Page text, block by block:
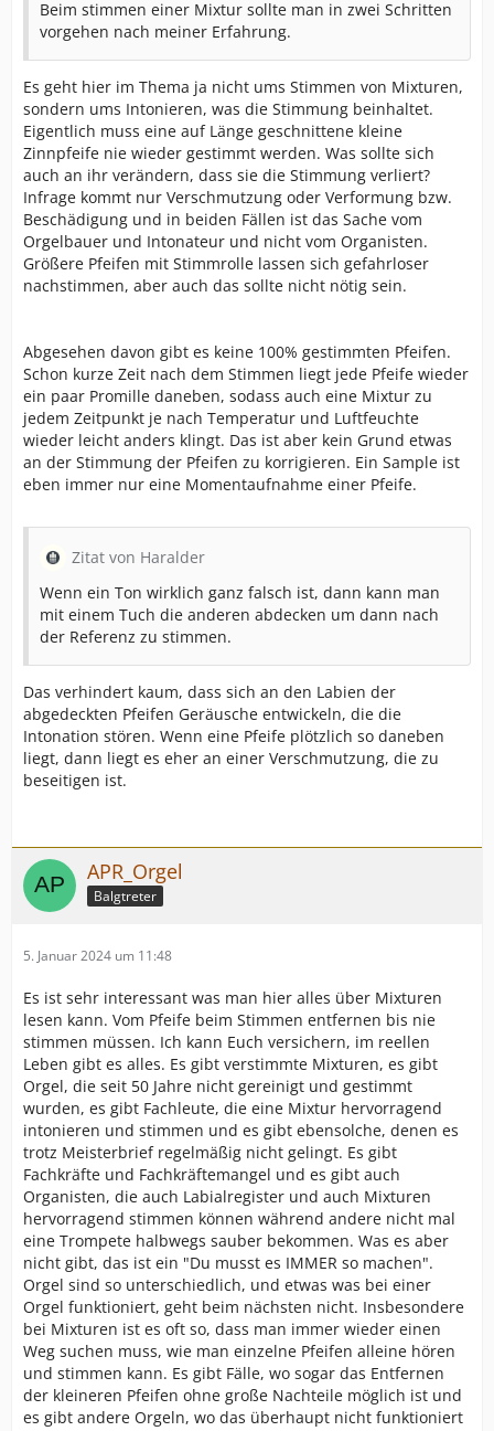
Beim stimmen einer Mixtur sollte man in zwei Schritten
vorgehen nach meiner Erfahrung.
Es geht hier im Thema ja nicht ums Stimmen von Mixturen,
sondern ums Intonieren, was die Stimmung beinhaltet.
Eigentlich muss eine auf Länge geschnittene kleine
Zinnpfeife nie wieder gestimmt werden. Was sollte sich
auch an ihr verändern, dass sie die Stimmung verliert?
Infrage kommt nur Verschmutzung oder Verformung bzw.
Beschädigung und in beiden Fällen ist das Sache vom
Orgelbauer und Intonateur und nicht vom Organisten.
Größere Pfeifen mit Stimmrolle lassen sich gefahrloser
nachstimmen, aber auch das sollte nicht nötig sein.
Abgesehen davon gibt es keine 100% gestimmten Pfeifen.
Schon kurze Zeit nach dem Stimmen liegt jede Pfeife wieder
ein paar Promille daneben, sodass auch eine Mixtur zu
jedem Zeitpunkt je nach Temperatur und Luftfeuchte
wieder leicht anders klingt. Das ist aber kein Grund etwas
an der Stimmung der Pfeifen zu korrigieren. Ein Sample ist
eben immer nur eine Momentaufnahme einer Pfeife.
Zitat von Haralder
Wenn ein Ton wirklich ganz falsch ist, dann kann man
mit einem Tuch die anderen abdecken um dann nach
der Referenz zu stimmen.
Das verhindert kaum, dass sich an den Labien der
abgedeckten Pfeifen Geräusche entwickeln, die die
Intonation stören. Wenn eine Pfeife plötzlich so daneben
liegt, dann liegt es eher an einer Verschmutzung, die zu
beseitigen ist.
APR_Orgel
Balgtreter
5. Januar 2024 um 11:48
Es ist sehr interessant was man hier alles über Mixturen
lesen kann. Vom Pfeife beim Stimmen entfernen bis nie
stimmen müssen. Ich kann Euch versichern, im reellen
Leben gibt es alles. Es gibt verstimmte Mixturen, es gibt
Orgel, die seit 50 Jahre nicht gereinigt und gestimmt
wurden, es gibt Fachleute, die eine Mixtur hervorragend
intonieren und stimmen und es gibt ebensolche, denen es
trotz Meisterbrief regelmäßig nicht gelingt. Es gibt
Fachkräfte und Fachkräftemangel und es gibt auch
Organisten, die auch Labialregister und auch Mixturen
hervorragend stimmen können während andere nicht mal
eine Trompete halbwegs sauber bekommen. Was es aber
nicht gibt, das ist ein "Du musst es IMMER so machen".
Orgel sind so unterschiedlich, und etwas was bei einer
Orgel funktioniert, geht beim nächsten nicht. Insbesondere
bei Mixturen ist es oft so, dass man immer wieder einen
Weg suchen muss, wie man einzelne Pfeifen alleine hören
und stimmen kann. Es gibt Fälle, wo sogar das Entfernen
der kleineren Pfeifen ohne große Nachteile möglich ist und
es gibt andere Orgeln, wo das überhaupt nicht funktioniert